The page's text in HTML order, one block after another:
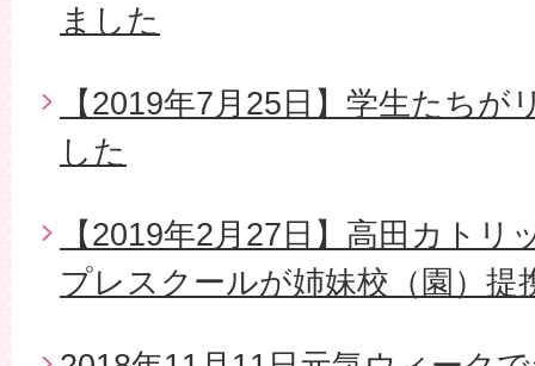
ました
【2019年7月25日】学生たち
した
【2019年2月27日】高田カト
プレスクールが姉妹校（園）提